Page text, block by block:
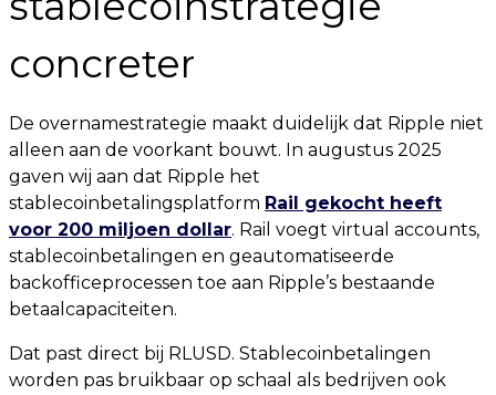
concreter
De overnamestrategie maakt duidelijk dat Ripple niet
alleen aan de voorkant bouwt. In augustus 2025
gaven wij aan dat Ripple het
stablecoinbetalingsplatform Rail gekocht heeft
voor 200 miljoen dollar. Rail voegt virtual accounts,
stablecoinbetalingen en geautomatiseerde
backofficeprocessen toe aan Ripple’s bestaande
betaalcapaciteiten.
Dat past direct bij RLUSD. Stablecoinbetalingen
worden pas bruikbaar op schaal als bedrijven ook